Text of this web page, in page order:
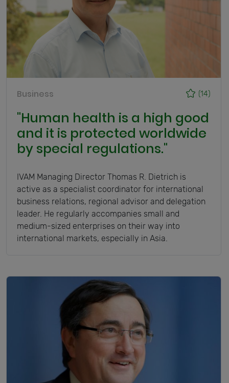
(14)
Business
"Human health is a high good
and it is protected worldwide
by special regulations."
IVAM Managing Director Thomas R. Dietrich is
active as a specialist coordinator for international
business relations, regional advisor and delegation
leader. He regularly accompanies small and
medium-sized enterprises on their way into
international markets, especially in Asia.